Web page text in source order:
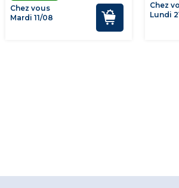
Chez vous
Mardi 11/08
Chez
Lundi